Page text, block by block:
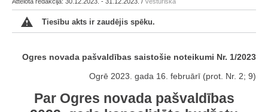
Tiesību akts ir zaudējis spēku.
Ogres novada pašvaldības saistošie noteikumi Nr. 1/2023
Ogrē 2023. gada 16. februārī (prot. Nr. 2; 9)
Par Ogres novada pašvaldības